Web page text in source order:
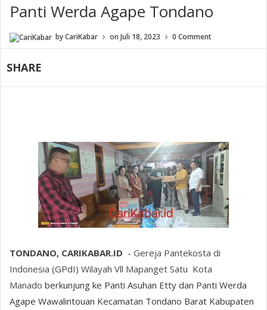
Panti Werda Agape Tondano
byCariKabar onJuli 18, 2023 0 Comment
SHARE
TONDANO, CARIKABAR.ID - Gereja Pantekosta di
Indonesia (GPdI) Wilayah Vll Mapanget Satu Kota
Manado berkunjung ke Panti Asuhan Etty dan Panti Werda
Agape Wawalintouan Kecamatan Tondano Barat Kabupaten